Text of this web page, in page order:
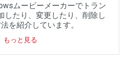
ムービーメーカーでトラン
したり、変更したり、削除し
を紹介しています。
もっと見る